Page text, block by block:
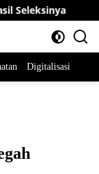
Digitalisasi